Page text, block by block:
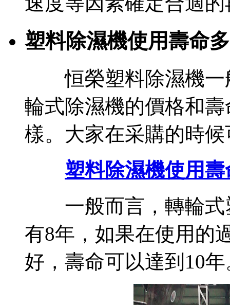
塑料除濕機使用壽命
恒榮塑料除濕機一
輪式除濕機的價格和
樣。大家在采購的時
塑料除濕機使用
一般而言，轉輪式
有8年，如果在使用的
好，壽命可以達到10年